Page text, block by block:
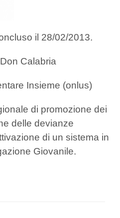
il 28/02/2013.
Calabria
Insieme (onlus)
di promozione dei
delle devianze
di un sistema in
Giovanile.